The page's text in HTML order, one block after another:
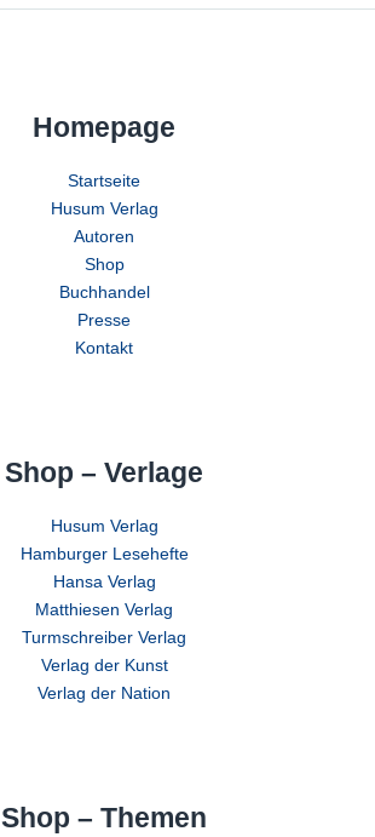
Homepage
Startseite
Husum Verlag
Autoren
Shop
Buchhandel
Presse
Kontakt
Shop – Verlage
Husum Verlag
Hamburger Lesehefte
Hansa Verlag
Matthiesen Verlag
Turmschreiber Verlag
Verlag der Kunst
Verlag der Nation
Shop – Themen